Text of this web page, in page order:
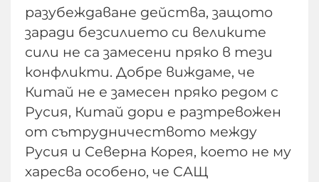
разубеждаване действа, защото
заради безсилието си великите
сили не са замесени пряко в тези
конфликти. Добре виждаме, че
Китай не е замесен пряко редом с
Русия, Китай дори е разтревожен
от сътрудничеството между
Русия и Северна Корея, което не му
харесва особено, че САЩ